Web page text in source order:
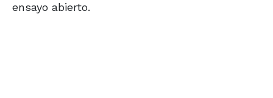
ensayo abierto.